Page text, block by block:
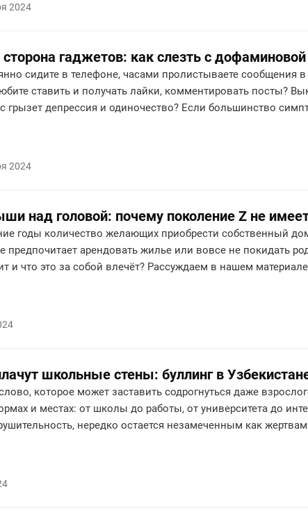
2024
гаджетов: как слезть с
сидите в телефоне, часами пролистываете сообщения
ставить и получать лайки, комментировать посты?
грызет депрессия и одиночество? Если большинство
2024
над головой: почему поколение Z не
годы количество желающих приобрести собственный
предпочитает арендовать жилье или вовсе не покидать
и что это за собой влечёт? Рассуждаем в нашем
школьные стены: буллинг в
которое может заставить содрогнуться даже
и местах: от школы до работы, от университета до
нередко остается незамеченным как